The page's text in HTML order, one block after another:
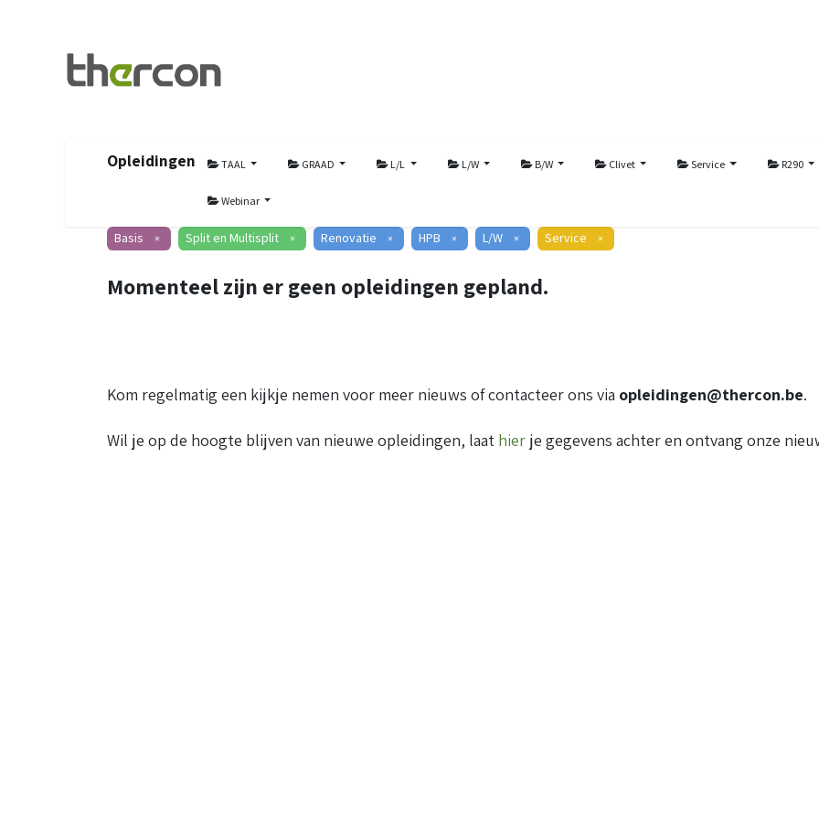
Opleidingen TAAL GRAAD L/L L/W B/W Clivet Service R290
Webinar
Basis × Split en Multisplit × Renovatie × HPB × L/W × Service ×
Momenteel zijn er geen opleidingen gepland.
Kom regelmatig een kijkje nemen voor meer nieuws of contacteer ons via opleidingen@thercon.be.
Wil je op de hoogte blijven van nieuwe opleidingen, laat hier je gegevens achter en ontvang onze